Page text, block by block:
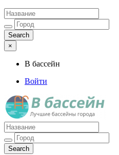
×
В бассейн
Войти
Лучшие бассейны города